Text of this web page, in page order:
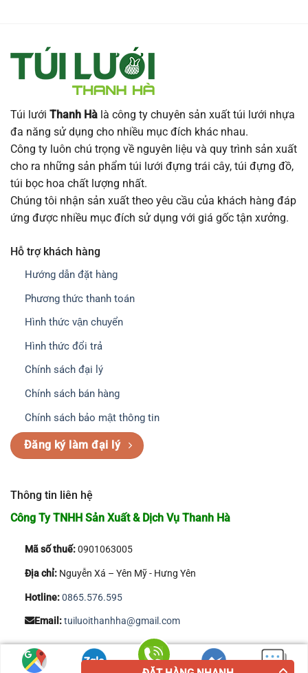
Túi lưới Thanh Hà là công ty chuyên sản xuất túi lưới nhựa
đa năng sử dụng cho nhiều mục đích khác nhau.
Công ty luôn chú trọng về nguyên liệu và quy trình sản xuất
cho ra những sản phẩm túi lưới đựng trái cây, túi đựng đồ,
túi bọc hoa chất lượng nhất.
Chúng tôi nhận sản xuất theo yêu cầu của khách hàng đáp
ứng được nhiều mục đích sử dụng với giá gốc tận xưởng.
Hỗ trợ khách hàng
Hướng dẫn đặt hàng
Phương thức thanh toán
Hình thức vận chuyển
Hình thức đổi trả
Chính sách đại lý
Chính sách bán hàng
Chính sách bảo mật thông tin
Đăng ký làm đại lý
Thông tin liên hệ
Công Ty TNHH Sản Xuất & Dịch Vụ Thanh Hà
Mã số thuế:0901063005
Địa chỉ:Nguyễn Xá – Yên Mỹ - Hưng Yên
Hotline:0865.576.595
Email:tuiluoithanhha@gmail.com
Copyright 2026 © Công Ty TNHH Sản Xuất & Dịch Vụ Thanh Hà